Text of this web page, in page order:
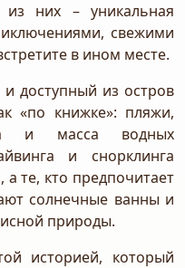
из них – уникальная
свежими
в ином месте.
доступный из остров
«по книжке»: пляжи,
и масса водных
и снорклинга
те, кто предпочитает
солнечные ванны и
природы.
историей, который